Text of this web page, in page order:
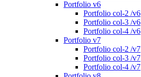
Portfolio v6
Portfolio col-2 /v6
Portfolio col-3 /v6
Portfolio col-4 /v6
Portfolio v7
Portfolio col-2 /v7
Portfolio col-3 /v7
Portfolio col-4 /v7